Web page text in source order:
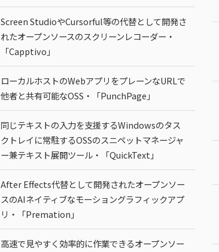
Screen StudioやCursorful等の代替として開発さ
れたオープンソースのスクリーンレコーダー・
「Capptivo」
ローカルホストのWebアプリをプレーンなURLで
他者と共有可能なOSS・「PunchPage」
同じテキストの入力を支援するWindowsのタス
クトレイに常駐するOSSのスニペットマネージャ
ー兼テキスト展開ツール・「QuickText」
After Effects代替として開発されたオープンソー
スのAIネイティブなモーショングラフィックアプ
リ・「Premation」
高速で見やすく効率的に作業できるオープンソー